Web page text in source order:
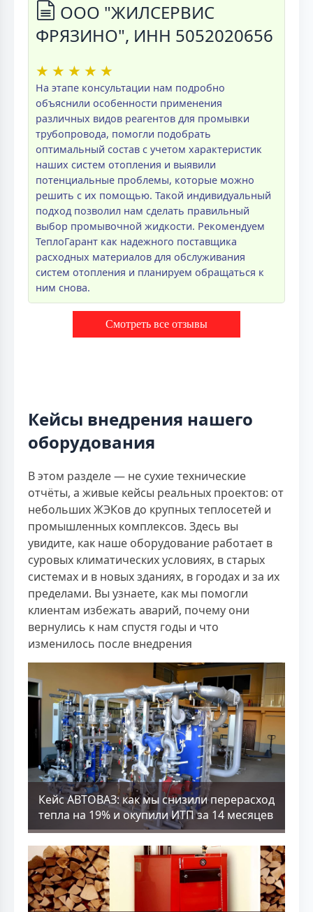
ООО "ЖИЛСЕРВИС
ФРЯЗИНО", ИНН 5052020656
★ ★ ★ ★ ★
На этапе консультации нам подробно
объяснили особенности применения
различных видов реагентов для промывки
трубопровода, помогли подобрать
оптимальный состав с учетом характеристик
наших систем отопления и выявили
потенциальные проблемы, которые можно
решить с их помощью. Такой индивидуальный
подход позволил нам сделать правильный
выбор промывочной жидкости. Рекомендуем
ТеплоГарант как надежного поставщика
расходных материалов для обслуживания
систем отопления и планируем обращаться к
ним снова.
Смотреть все отзывы
Кейсы внедрения нашего
оборудования
В этом разделе — не сухие технические
отчёты, а живые кейсы реальных проектов: от
небольших ЖЭКов до крупных теплосетей и
промышленных комплексов. Здесь вы
увидите, как наше оборудование работает в
суровых климатических условиях, в старых
системах и в новых зданиях, в городах и за их
пределами. Вы узнаете, как мы помогли
клиентам избежать аварий, почему они
вернулись к нам спустя годы и что
изменилось после внедрения
Кейс АВТОВАЗ: как мы снизили перерасход
тепла на 19% и окупили ИТП за 14 месяцев